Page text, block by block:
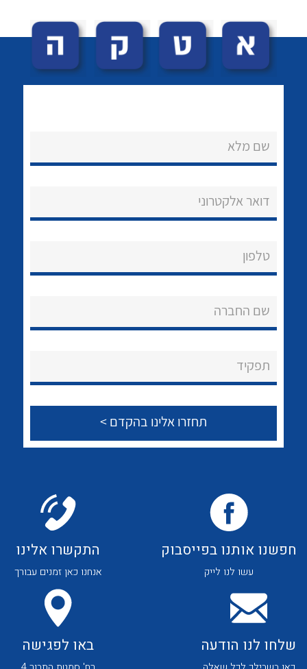
שירותי תמיכה
About Ateka Ltd.
לכל מוצרי היצרן
לכל מוצרי היצרן
לכל מוצרי היצרן לכל מוצרי היצרן
לכל מוצרי היצרן לכל מוצרי היצרן
שם מלא
דואר אלקטרוני
טלפון
שם החברה
תפקיד
חפשנו אותנו בפייסבוק
עשו לנו לייק
התקשרו אלינו
אנחנו כאן זמנים עבורך
שלחו לנו הודעה באו לפגישה